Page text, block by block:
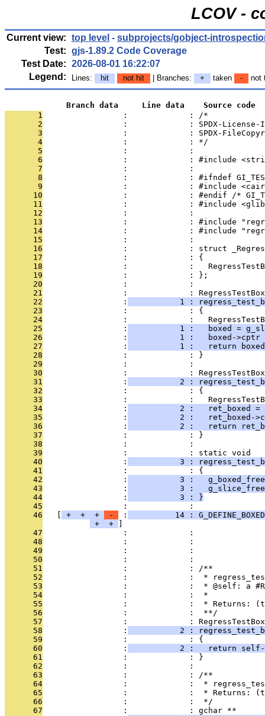
LCOV -
Current view: top level - subprojects/gobject-
Test: gjs-1.89.2 Code Coverage
Test Date: 2026-08-01 16:22:07
Legend:
Lines: hit not hit | Branches: + taken - not
             Branch data     Line data    Source code
       1
                 :             : /*
       2
:             : SPDX-License-
       3
:             : SPDX-
       4
                 :             : */
       5
                 :             :
       6
:             : #include
       7
                 :             :
       8
:             : #ifndef
       9
:             : #include
      10
:             : #endif /*
      11
:             : #include
      12
                 :             :
      13
:             : #include
      14
:             : #include
      15
                 :             :
      16
:             : struct
      17
                 :             : {
      18
:             :
      19
                 :             : };
      20
                 :             :
      21
:             :
      22
                 :
1 :
      23
                 :             : {
      24
:             :
      25
                 :
1 :   boxed =
      26
                 :
1 :   boxed->cptr
      27
                 :
1 :   return
      28
                 :             : }
      29
                 :             :
      30
:             :
      31
                 :
2 :
      32
                 :             : {
      33
:             :
      34
                 :
2 :   ret_boxed =
      35
                 :
2 :   ret_boxed-
      36
                 :
2 :   return
      37
                 :             : }
      38
                 :             :
      39
                 :             : static void
      40
                 :
3 :
      41
                 :             : {
      42
                 :
3 :
      43
                 :
3 :
      44
                 :
           3 : }
      45
                 :             :
      46
+ + + - :
14 :
+
+
      47
:             :
      48
:             :
      49
:             :
      50
                 :             :
      51
                 :             : /**
      52
:             :  *
      53
:             :  * @self: a
      54
                 :             :  *
      55
:             :  * Returns:
      56
                 :             :  **/
      57
:             :
      58
                 :
2 :
      59
                 :             : {
      60
                 :
2 :   return
      61
                 :             : }
      62
                 :             :
      63
                 :             : /**
      64
:             :  *
      65
:             :  * Returns:
      66
                 :             :  */
      67
                 :             : gchar **